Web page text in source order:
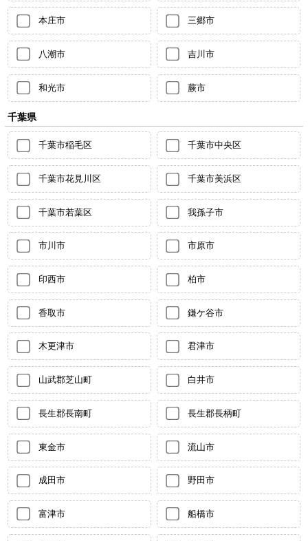
本庄市 三郷市
八潮市 吉川市
和光市 蕨市
千葉県
千葉市稲毛区 千葉市中央区
千葉市花見川区 千葉市美浜区
千葉市若葉区 我孫子市
市川市 市原市
印西市 柏市
香取市 鎌ケ谷市
木更津市 君津市
山武郡芝山町 白井市
長生郡長南町 長生郡長柄町
東金市 流山市
成田市 野田市
富津市 船橋市